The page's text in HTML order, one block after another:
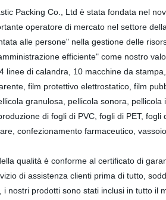
Packing Co., Ltd è stata fondata nel
operatore di mercato nel settore
alle persone" nella gestione delle
efficiente" come nostro
linee di calandra, 10 macchine da
film protettivo elettrostatico, film
granulosa, pellicola sonora,
di fogli di PVC, fogli di PET,
confezionamento farmaceutico,
qualità è conforme al certificato di
di assistenza clienti prima di tutto,
i nostri prodotti sono stati inclusi in tutto il